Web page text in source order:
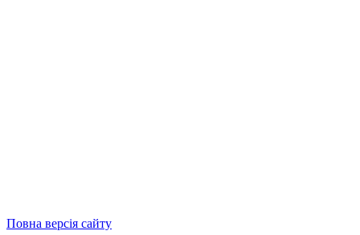
Повна версія сайту